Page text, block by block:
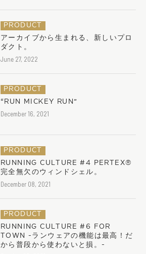
PRODUCT
アーカイブから生まれる、新しいプロ
ダクト。
June 27, 2022
PRODUCT
“RUN MICKEY RUN”
December 16, 2021
PRODUCT
RUNNING CULTURE #4 PERTEX®︎
完全無欠のウィンドシェル。
December 08, 2021
PRODUCT
RUNNING CULTURE #6 FOR
TOWN -ランウェアの機能は最高！だ
から普段から使わないと損。-